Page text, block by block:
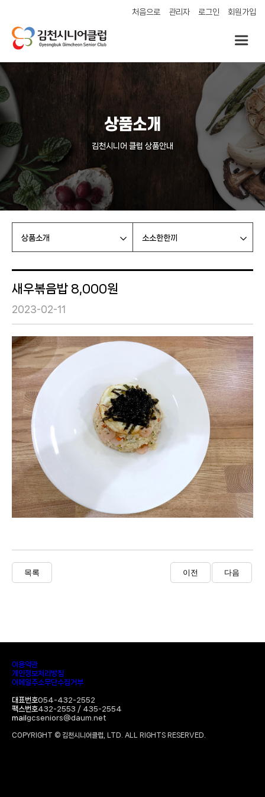
처음으로 관리자 로그인 회원가입
상품소개
김천시니어 클럽 상품안내
상품소개 소소한한끼
새우볶음밥 8,000원
2023-02-11
목록 이전 다음
이용약관
개인정보처리방침
이메일주소무단수집거부
대표번호054-432-2552
팩스번호432-2553 / 435-2554
mailgcseniors@daum.net
COPYRIGHT © 김천시니어클럽, LTD. ALL RIGHTS RESERVED.